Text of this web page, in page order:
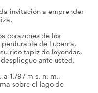
invitación a emprender
corazones de los
de Lucerna.
rico tapiz de leyendas,
ante usted.
1.797 m s. n. m.,
sobre el lago de